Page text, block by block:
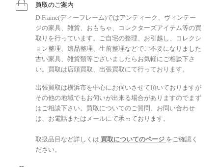
買取のご案内
D-Frame(ディーフレーム)ではアンティーク、ヴィンテー
ジの家具、雑貨、おもちゃ、コレクターズアイテム等の買
取りを行っています。ご自宅の整理、お引越し、コレクシ
ョン整理、遺品整理、生前整理などでご不要になりました
古い家具、雑貨類等ございましたらお気軽にご相談下さ
い。買取は店頭買取、出張買取にて行っております。
出張買取は横浜市を中心にお伺いさせて頂いておりますが
その他の地域でもお伺いが出来る場合がありますのでまず
はご相談下さい。買取についてのご質問、お問い合わせ
は、お電話またはメールにて承っております。
取扱品目など詳しくは 買取についてのページ をご確認く
ださい。